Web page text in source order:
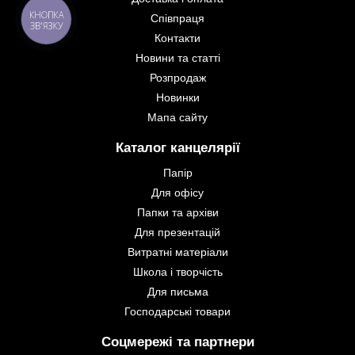
Співпраця
Контакти
Новини та статті
Розпродаж
Новинки
Мапа сайту
Каталог канцелярії
Папір
Для офісу
Папки та архіви
Для презентацій
Витратні матеріали
Школа і творчість
Для письма
Господарські товари
Соцмережі та партнери
КНОПКА
ЗВ'ЯЗКУ